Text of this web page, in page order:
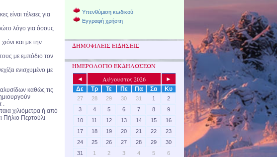
είναι τέλειες για
λόγο για όσους
και με την
με εμπόδιο τον
ενισχυμένο με
καθώς τις
.
χιλιόμετρα ή από
Περτούλι
Υπενθύμιση κωδικού
Εγγραφή χρήστη
ΔΗΜΟΦΙΛΕΙΣ ΕΙΔΗΣΕΙΣ
ΗΜΕΡΟΛΟΓΙΟ ΕΚΔΗΛΩΣΕΩΝ
◄ Αύγουστος 2026
►
Δε
Τρ Τε Πε Πα Σα Κυ
27 28 29 30 31 1
2
3
4 5 6 7 8
9
10
11 12 13 14 15
16
17
18 19 20 21 22
23
24
25 26 27 28 29
30
31
1 2 3 4 5 6